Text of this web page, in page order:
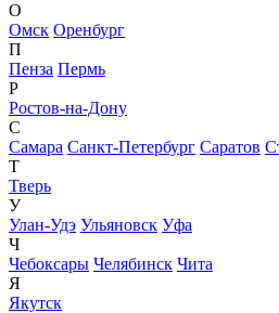
О
Омск Оренбург
П
Пенза Пермь
Р
Ростов-на-Дону
С
Самара Санкт-Петербург Саратов
Т
Тверь
У
Улан-Удэ Ульяновск Уфа
Ч
Чебоксары Челябинск Чита
Я
Якутск